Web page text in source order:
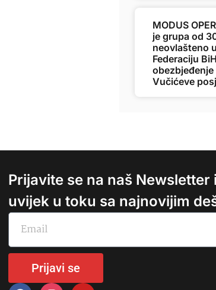
MODUS
je grupa od
neovlašteno
Federaciju
Vučićeve
Prijavite se na naš Newsletter
uvijek u toku sa najnovijim
Prijavi se